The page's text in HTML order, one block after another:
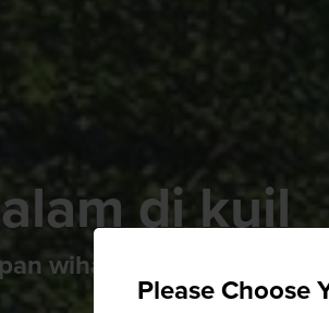
Please Choose
di kuil
wihara tradisional dan